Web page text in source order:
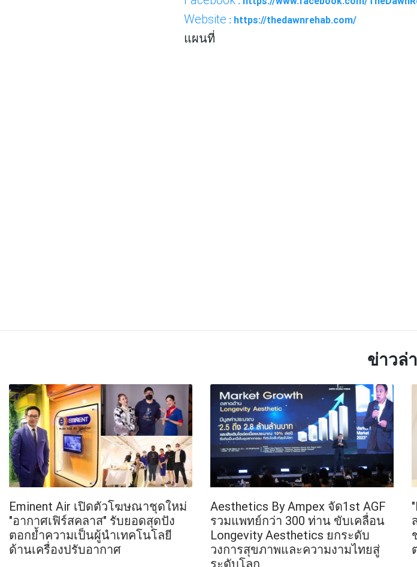
Website : https://thedawnrehab.com/
แผนที่
ข่าวล่
Eminent Air เปิดตัวโฆษณาชุดใหม่
"อากาศเฟิร์สคลาส" รับยอดสุดปัง
ตอกย้ำความเป็นผู้นำเทคโนโลยี
ด้านเครื่องปรับอากาศ
Aesthetics By Ampex จัด1st AGF
รวมแพทย์กว่า 300 ท่าน ขับเคลื่อน
Longevity Aesthetics ยกระดับ
วงการสุขภาพและความงามไทยสู่
ระดับโลก